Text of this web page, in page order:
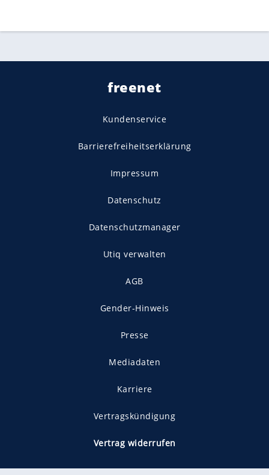
freenet
Kundenservice
Barrierefreiheitserklärung
Impressum
Datenschutz
Datenschutzmanager
Utiq verwalten
AGB
Gender-Hinweis
Presse
Mediadaten
Karriere
Vertragskündigung
Vertrag widerrufen